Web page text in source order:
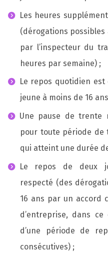
Les heures
(dérogations possibles
par l’inspecteur du
heures par semaine) ;
Le repos quotidien est
jeune à moins de 16
Une pause de trente
pour toute période
qui atteint une durée
Le repos de deux
respecté (des
16 ans par un accord
d’entreprise, dans
d’une période de
consécutives) ;